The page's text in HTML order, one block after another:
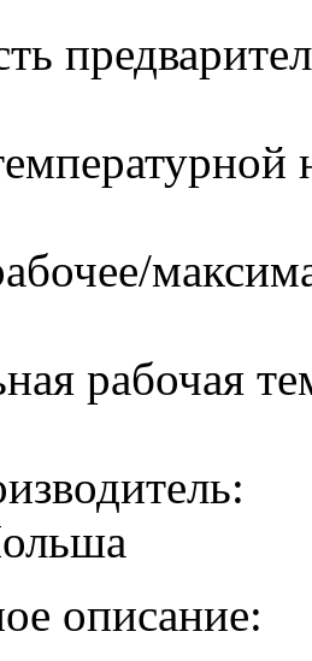
рабочая
описание: